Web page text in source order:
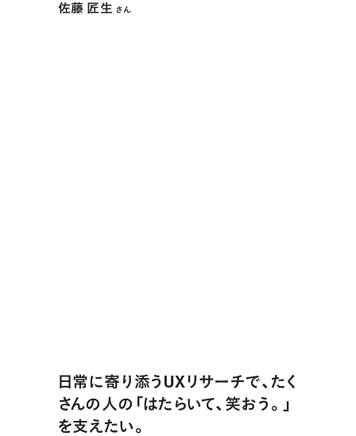
佐藤 匠生さん
日常に寄り添うUXリサーチで、たく
さんの人の「はたらいて、笑おう。」
を支えたい。